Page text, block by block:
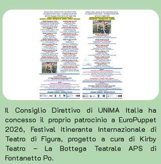
Il Consiglio Direttivo di UNIMA Italia ha
concesso il proprio patrocinio a EuroPuppet
2026, Festival Itinerante Internazionale di
Teatro di Figura, progetto a cura di Kirby
Teatro – La Bottega Teatrale APS di
Fontanetto Po.